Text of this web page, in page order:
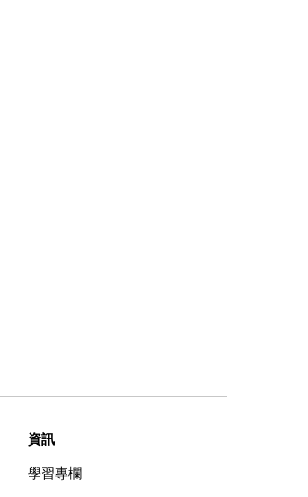
資訊
學習專欄